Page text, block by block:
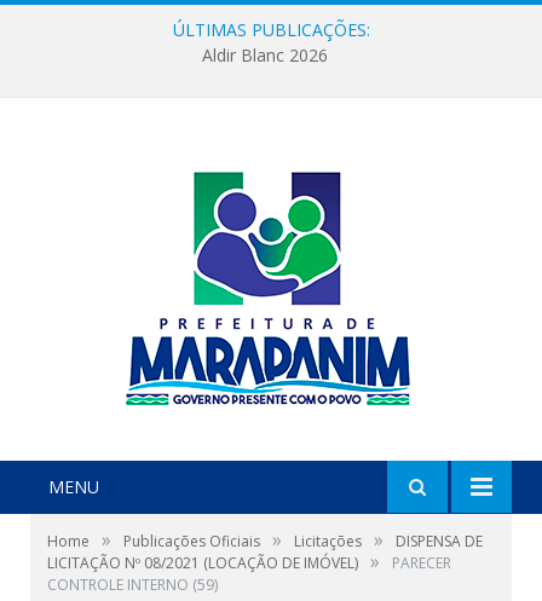
ÚLTIMAS PUBLICAÇÕES:
Aldir Blanc 2026
MENU
Home » Publicações Oficiais » Licitações »
DISPENSA DE
LICITAÇÃO Nº 08/2021 (LOCAÇÃO DE IMÓVEL) »
PARECER
CONTROLE INTERNO (59)